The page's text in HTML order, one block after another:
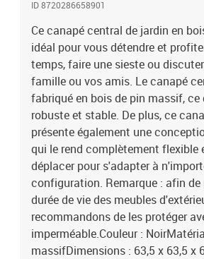
ID 8720286658901
Ce canapé central de jardin en
idéal pour vous détendre et
temps, faire une sieste ou
famille ou vos amis. Le canapé
fabriqué en bois de pin massif, ce
robuste et stable. De plus, ce
présente également une
qui le rend complètement flexible
déplacer pour s'adapter à
configuration. Remarque : afin de
durée de vie des meubles
recommandons de les protéger
imperméable.Couleur :
massifDimensions : 63,5 x 63,5 x